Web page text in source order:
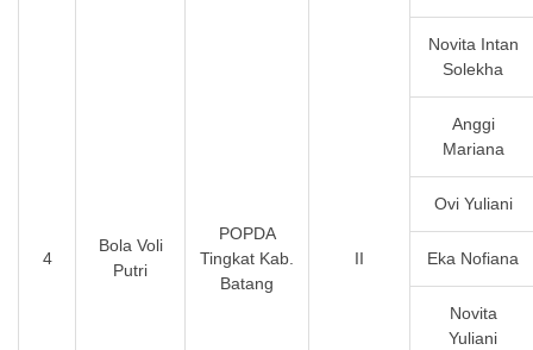
4
Bola Voli
Putri
POPDA
Tingkat Kab.
Batang
II
Novita Intan
Solekha
Anggi
Mariana
Ovi Yuliani
Eka Nofiana
Novita
Yuliani